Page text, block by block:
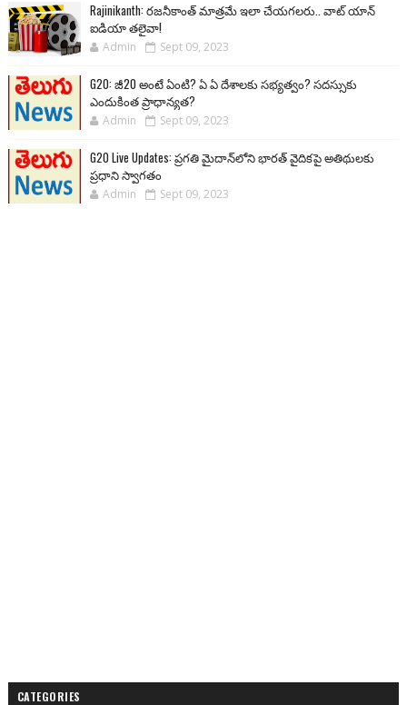
Rajinikanth: రజనీకాంత్ మాత్రమే ఇలా చేయగలరు.. వాట్ యాన్
ఐడియా తలైవా!
Admin Sept 09, 2023
G20: జీ20 అంటే ఏంటి? ఏ ఏ దేశాలకు సభ్యత్వం? సదస్సుకు
ఎందుకింత ప్రాధాన్యత?
Admin Sept 09, 2023
G20 Live Updates: ప్రగతి మైదాన్‌లోని భారత్ వైదికపై అతిథులకు
ప్రధాని స్వాగతం
Admin Sept 09, 2023
CATEGORIES